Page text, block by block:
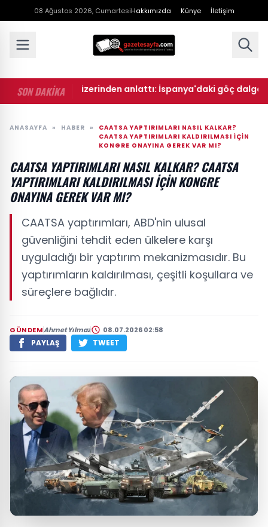
08 Ağustos 2026, CumartesiHakkımızda Künye İletişim
SON DAKİKA
harita üzerinden anlattı: İspanya'daki göç dalgasının
ANASAYFA » HABER »
CAATSA YAPTIRIMLARI NASIL KALKAR?
CAATSA YAPTIRIMLARI KALDIRILMASI IÇIN
KONGRE ONAYINA GEREK VAR MI?
CAATSA YAPTIRIMLARI NASIL KALKAR? CAATSA
YAPTIRIMLARI KALDIRILMASI IÇIN KONGRE
ONAYINA GEREK VAR MI?
CAATSA yaptırımları, ABD'nin ulusal
güvenliğini tehdit eden ülkelere karşı
uyguladığı bir yaptırım mekanizmasıdır. Bu
yaptırımların kaldırılması, çeşitli koşullara ve
süreçlere bağlıdır.
GÜNDEMAhmet Yılmaz 08.07.2026 02:58
PAYLAŞ TWEET